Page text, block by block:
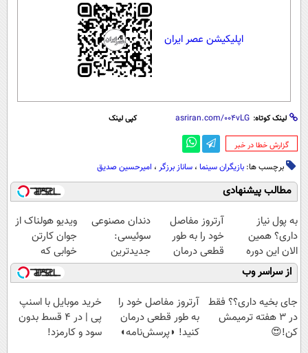
اپلیکیشن عصر ایران
لینک کوتاه: کپی لینک
‌گزارش خطا در خبر
برچسب ها: بازیگران سینما ، ساناز برزگر ، امیرحسین صدیق
مطالب پیشنهادی
به پول نیاز
داری؟ همین
الان این دوره
رایگان رو شرکت
کن تا دیر نشده!
آرتروز مفاصل
خود را به طور
قطعی درمان
کنید!
◗پرسش‌نامه◖
دندان مصنوعی
سوئیسی:
جدیدترین
فناوری اروپا،
سبک و مقاوم |
پرداخت قسطی
ویدیو هولناک از
جوان کارتن
خوابی که
میلیاردر شد.
آموزش رایگان
از سراسر وب
جای بخیه داری؟؟ فقط
در 3 هفته ترمیمش
کن!😍
آرتروز مفاصل خود را
به طور قطعی درمان
کنید! ◗پرسش‌نامه◖
خرید موبایل با اسنپ
پی | در ۴ قسط بدون
سود و کارمزد!